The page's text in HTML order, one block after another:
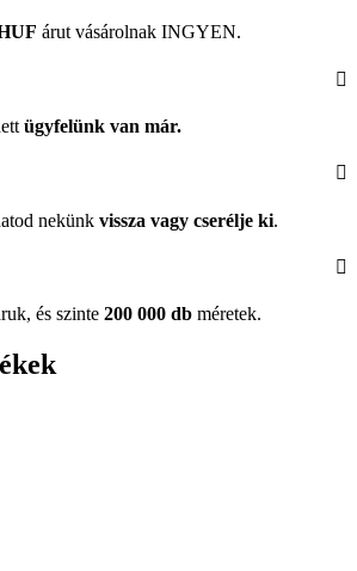
árut vásárolnak INGYEN.
ügyfelünk van már.
nekünk vissza vagy cserélje ki.
és szinte 200 000 db méretek.